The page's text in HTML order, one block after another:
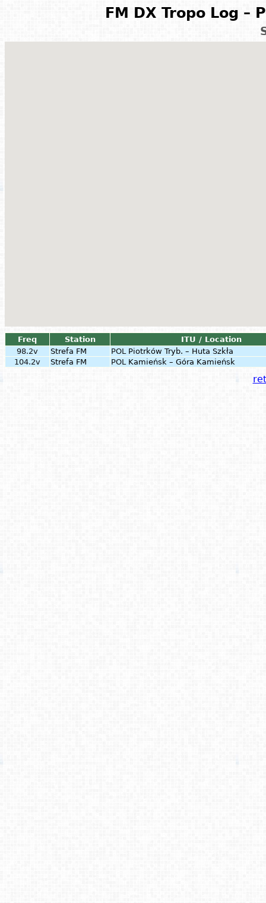
FM DX Tropo Log –
Freq Station
ITU / Location
98.2v
Strefa FM POL Piotrków Tryb. – Huta Szkła
104.2v
Strefa FM POL Kamieńsk – Góra Kamieńsk